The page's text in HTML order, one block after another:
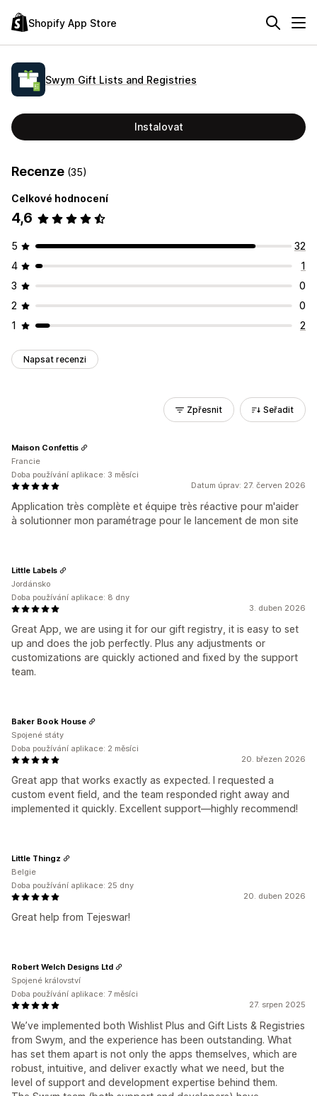
Shopify App Store
Swym Gift Lists and Registries
Instalovat
Recenze (35)
Celkové hodnocení
4,6
5
32
4
1
3
0
2
0
1
2
Napsat recenzi
Zpřesnit Seřadit
Datum úprav: 27. červen 2026
Application très complète et équipe très réactive pour m'aider
à solutionner mon paramétrage pour le lancement de mon site
Maison Confettis
Francie
Doba používání aplikace: 3 měsíci
3. duben 2026
Great App, we are using it for our gift registry, it is easy to set
up and does the job perfectly. Plus any adjustments or
customizations are quickly actioned and fixed by the support
team.
Little Labels
Jordánsko
Doba používání aplikace: 8 dny
20. březen 2026
Great app that works exactly as expected. I requested a
custom event field, and the team responded right away and
implemented it quickly. Excellent support—highly recommend!
Baker Book House
Spojené státy
Doba používání aplikace: 2 měsíci
20. duben 2026
Great help from Tejeswar!
Little Thingz
Belgie
Doba používání aplikace: 25 dny
27. srpen 2025
We’ve implemented both Wishlist Plus and Gift Lists & Registries
from Swym, and the experience has been outstanding. What
has set them apart is not only the apps themselves, which are
robust, intuitive, and deliver exactly what we need, but the
level of support and development expertise behind them.
Robert Welch Designs Ltd
Spojené království
Doba používání aplikace: 7 měsíci